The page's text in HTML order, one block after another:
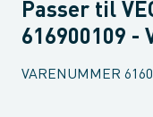
Passer til
616900109 -
VARENUMMER